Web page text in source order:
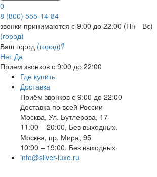
0
8 (800) 555-14-84
звонки принимаются с 9:00 до 22:00 (Пн—Вс)
(город)
Ваш город (город)?
Нет Да
Прием звонков с 9:00 до 22:00
Где купить
Доставка
Приём звонков с 9:00 до 22:00
Доставка по всей России
Москва, Ул. Бутлерова, 17
11:00 – 20:00, Без выходных.
Москва, пр. Мира, 95
10:00 – 19:00. Без выходных.
info@silver-luxe.ru